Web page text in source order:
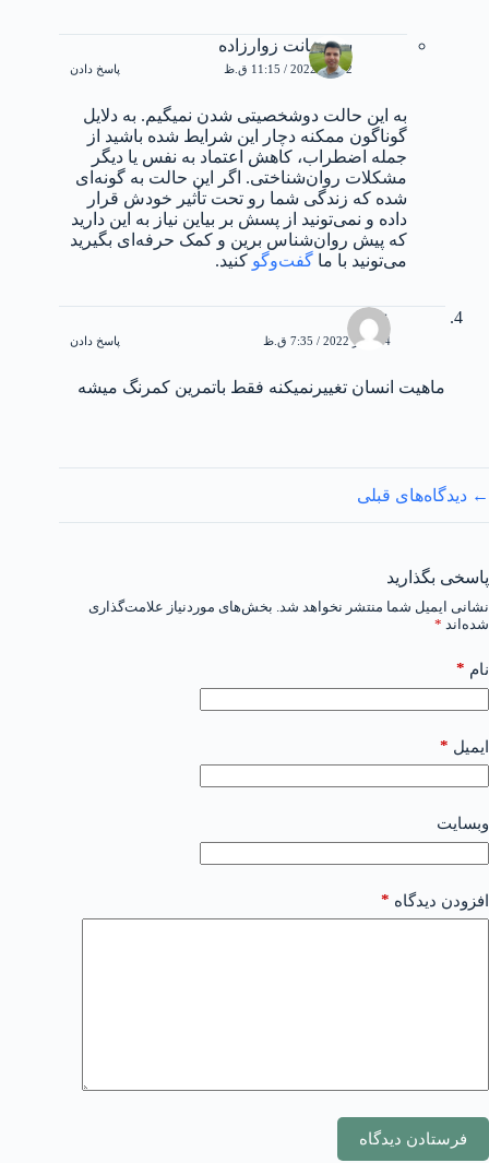
سوشیانت زوارزاده
22 می 2022 / 11:15 ق.ظ پاسخ دادن
به این حالت دوشخصیتی شدن نمیگیم. به دلایل
گوناگون ممکنه دچار این شرایط شده باشید از
جمله اضطراب، کاهش اعتماد به نفس یا دیگر
مشکلات روان‌شناختی. اگر این حالت به گونه‌ای
شده که زندگی شما رو تحت تأثیر خودش قرار
داده و نمی‌تونید از پسش بر بیاین نیاز به این دارید
که پیش روان‌شناس برین و کمک حرفه‌ای بگیرید
می‌تونید با ما گفت‌و‌گو کنید.
علی
24 اکتبر 2022 / 7:35 ق.ظ پاسخ دادن
ماهیت انسان تغییرنمیکنه فقط باتمرین کمرنگ میشه
دیدگاه‌ها
← دیدگاه‌های قبلی
پاسخی بگذارید
نشانی ایمیل شما منتشر نخواهد شد. بخش‌های موردنیاز علامت‌گذاری
شده‌اند *
نام *
ایمیل *
وبسایت
افزودن دیدگاه *
فرستادن دیدگاه